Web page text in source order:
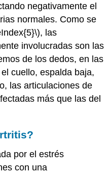
negativamente el
normales. Como se
, las
involucradas son las
de los dedos, en las
cuello, espalda baja,
las articulaciones de
más que las del
por el estrés
con una